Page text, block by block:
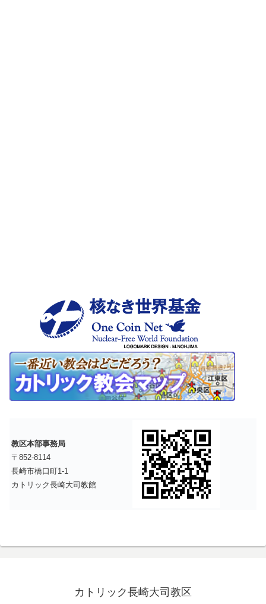
教区本部事務局
〒852-8114
長崎市橋口町1-1
カトリック長崎大司教館
カトリック長崎大司教区